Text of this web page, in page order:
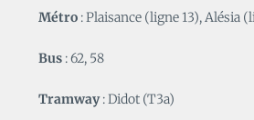
Métro : Plaisance (ligne 13), Alésia
Bus : 62, 58
Tramway: Didot (T3a)